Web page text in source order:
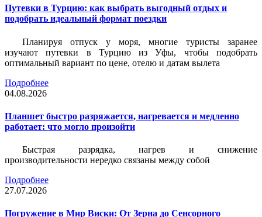
Путевки в Турцию: как выбрать выгодный отдых и
подобрать идеальный формат поездки
Планируя отпуск у моря, многие туристы заранее
изучают путевки в Турцию из Уфы, чтобы подобрать
оптимальный вариант по цене, отелю и датам вылета
Подробнее
04.08.2026
Планшет быстро разряжается, нагревается и медленно
работает: что могло произойти
Быстрая разрядка, нагрев и снижение
производительности нередко связаны между собой
Подробнее
27.07.2026
Погружение в Мир Виски: От Зерна до Сенсорного